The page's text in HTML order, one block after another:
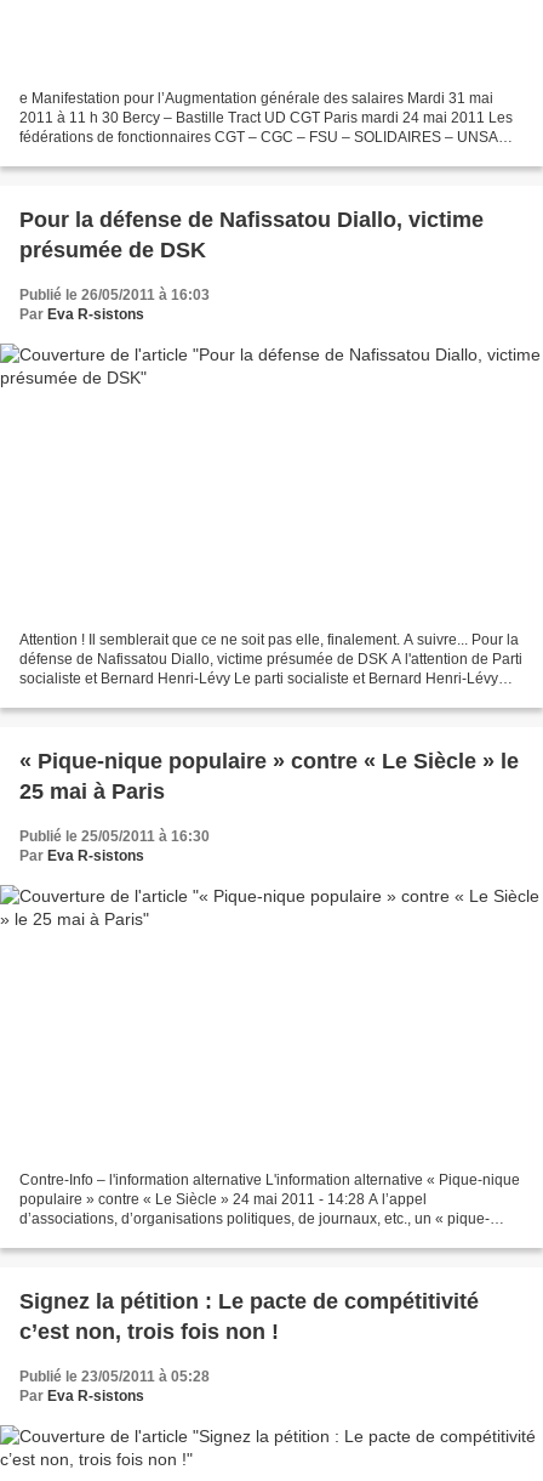
e Manifestation pour l’Augmentation générale des salaires Mardi 31 mai
2011 à 11 h 30 Bercy – Bastille Tract UD CGT Paris mardi 24 mai 2011 Les
fédérations de fonctionnaires CGT – CGC – FSU – SOLIDAIRES – UNSA
Pour la défense de Nafissatou Diallo, victime
présumée de DSK
Publié le 26/05/2011 à 16:03
Par Eva R-sistons
Attention ! Il semblerait que ce ne soit pas elle, finalement. A suivre... Pour la
défense de Nafissatou Diallo, victime présumée de DSK A l'attention de Parti
socialiste et Bernard Henri-Lévy Le parti socialiste et Bernard Henri-Lévy
« Pique-nique populaire » contre « Le Siècle » le
25 mai à Paris
Publié le 25/05/2011 à 16:30
Par Eva R-sistons
Contre-Info – l'information alternative L'information alternative « Pique-nique
populaire » contre « Le Siècle » 24 mai 2011 - 14:28 A l’appel
d’associations, d’organisations politiques, de journaux, etc., un « pique-
Signez la pétition : Le pacte de compétitivité
c’est non, trois fois non !
Publié le 23/05/2011 à 05:28
Par Eva R-sistons